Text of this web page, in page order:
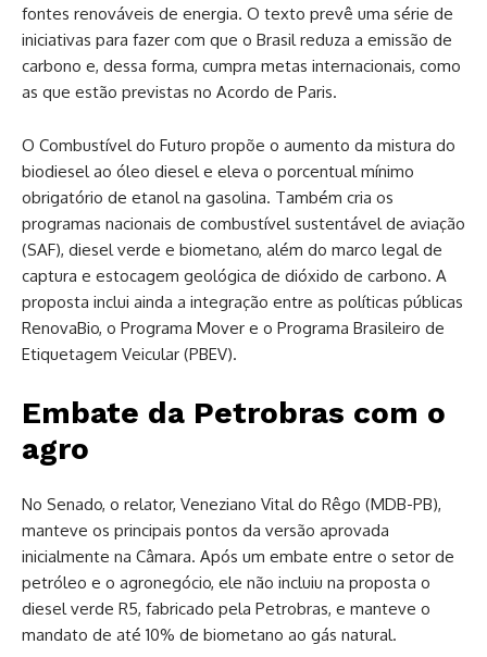
fontes renováveis de energia. O texto prevê uma série de
iniciativas para fazer com que o Brasil reduza a emissão de
carbono e, dessa forma, cumpra metas internacionais, como
as que estão previstas no Acordo de Paris.
O Combustível do Futuro propõe o aumento da mistura do
biodiesel ao óleo diesel e eleva o porcentual mínimo
obrigatório de etanol na gasolina. Também cria os
programas nacionais de combustível sustentável de aviação
(SAF), diesel verde e biometano, além do marco legal de
captura e estocagem geológica de dióxido de carbono. A
proposta inclui ainda a integração entre as políticas públicas
RenovaBio, o Programa Mover e o Programa Brasileiro de
Etiquetagem Veicular (PBEV).
Embate da Petrobras com o
agro
No Senado, o relator, Veneziano Vital do Rêgo (MDB-PB),
manteve os principais pontos da versão aprovada
inicialmente na Câmara. Após um embate entre o setor de
petróleo e o agronegócio, ele não incluiu na proposta o
diesel verde R5, fabricado pela Petrobras, e manteve o
mandato de até 10% de biometano ao gás natural.